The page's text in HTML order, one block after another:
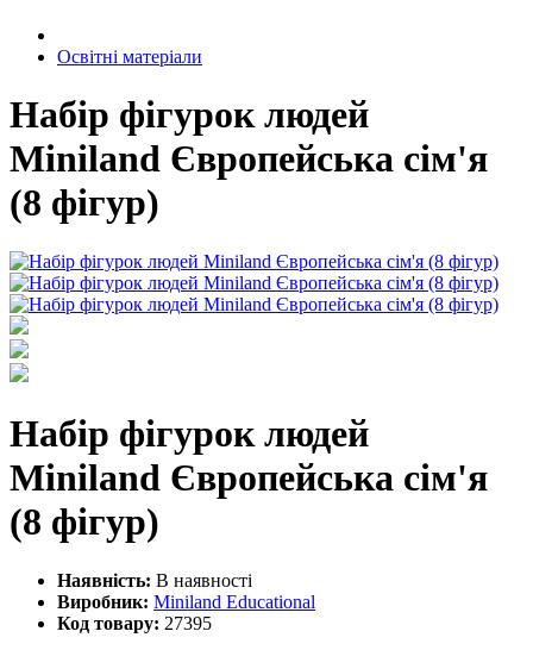
Освітні матеріали
Набір фігурок людей
Miniland Європейська сім'я
(8 фігур)
Набір фігурок людей
Miniland Європейська сім'я
(8 фігур)
Наявність: В наявності
Виробник: Miniland Educational
Код товару: 27395